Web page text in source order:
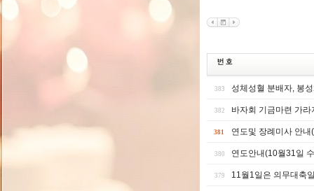
383 성체성혈 분배자, 봉
382 바자회 기금마련 가라
381 연도및 장례미사 안
380 연도안내(10월31일
379 11월1일은 의무대축